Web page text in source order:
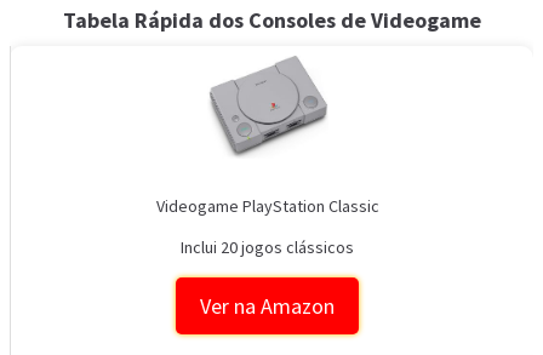
Tabela Rápida dos Consoles de Videogame
Videogame PlayStation Classic
Inclui 20 jogos clássicos
Ver na Amazon